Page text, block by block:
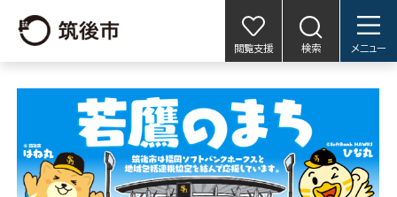
閲覧支援 検索 メニュー